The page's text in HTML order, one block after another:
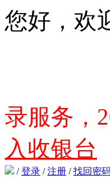
您好，欢
录服务，
入收银台
/登录 /注册 /找回密